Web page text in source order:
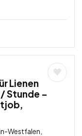
Lienen
Stunde –
Westfalen,